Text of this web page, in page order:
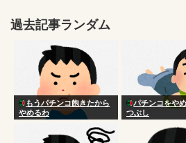
過去記事ランダム
もうパチンコ飽きたから
やめるわ
パチンコをや
つぶし